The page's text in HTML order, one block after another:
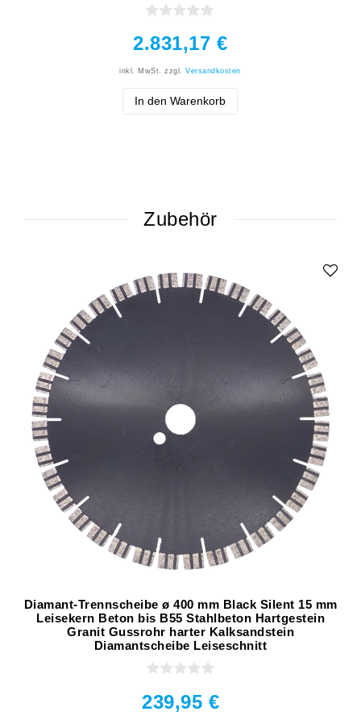
2.831,17 €
inkl. MwSt. zzgl.Versandkosten
In den Warenkorb
Zubehör
Diamant-Trennscheibe ø 400 mm Black Silent 15 mm
Leisekern Beton bis B55 Stahlbeton Hartgestein
Granit Gussrohr harter Kalksandstein
Diamantscheibe Leiseschnitt
239,95 €